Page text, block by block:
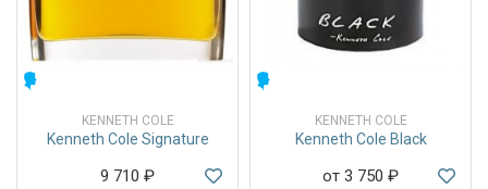
KENNETH COLE
Kenneth Cole Signature
9 710 ₽
KENNETH COLE
Kenneth Cole Black
от 3 750 ₽